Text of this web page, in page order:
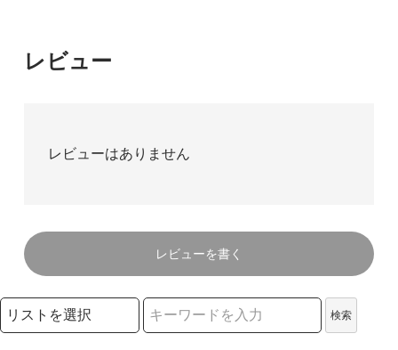
レビュー
レビューはありません
レビューを書く
検索リストの選択
検索